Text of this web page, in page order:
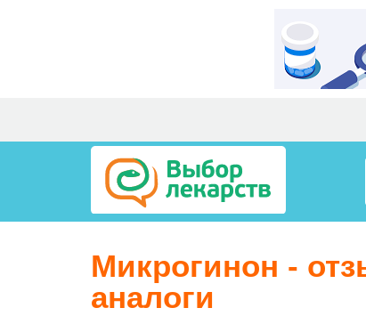
Микрогинон -
аналоги